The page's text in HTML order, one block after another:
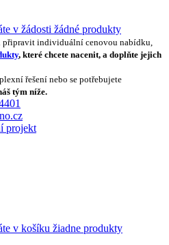
v žádosti žádné produkty
připravit individuální cenovou nabídku,
, které chcete nacenit, a doplňte jejich
řešení nebo se potřebujete
tým níže.
projekt
v košíku žiadne produkty